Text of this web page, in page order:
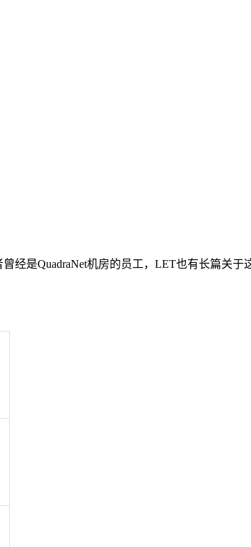
经是QuadraNet机房的员工，LET也有长篇关于